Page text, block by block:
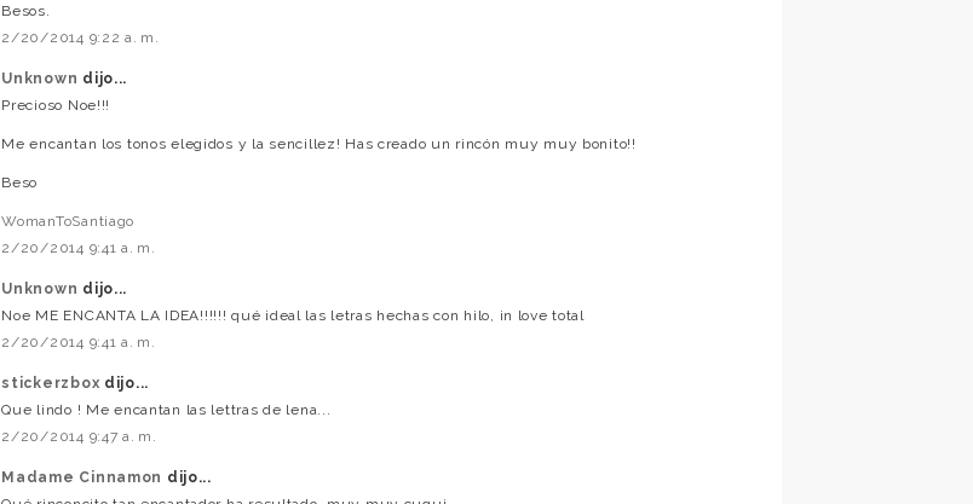
Besos.
2/20/2014 9:22 a. m.
Unknown dijo...
Precioso Noe!!!
Me encantan los tonos elegidos y la sencillez! Has creado un rincón muy muy bonito!!
Beso
WomanToSantiago
2/20/2014 9:41 a. m.
Unknown dijo...
Noe ME ENCANTA LA IDEA!!!!!! qué ideal las letras hechas con hilo, in love total
2/20/2014 9:41 a. m.
stickerzbox dijo...
Que lindo ! Me encantan las lettras de lena...
2/20/2014 9:47 a. m.
Madame Cinnamon dijo...